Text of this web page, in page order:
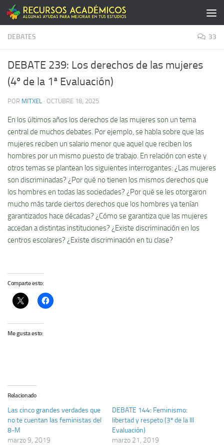
Saltar al contenido
DEBATES 33
DEBATE 239: Los derechos de las mujeres
(4º de la 1ª Evaluación)
POR MITXEL · OCTUBRE 18, 2025
En los últimos años los derechos de las mujeres son un tema
central de muchos debates. Por ejemplo, se habla sobre que las
mujeres reciben un salario menor que aquel que reciben los
hombres por un mismo puesto de trabajo. En relación con este y
otros temas se plantean los siguientes interrogantes: ¿Las mujeres
son discriminadas? ¿Por qué no tienen los mismos derechos que
los hombres en todas las sociedades? ¿Por qué se les otorgaron
mucho más tarde ciertos derechos que los hombres ya tenían
garantizados hace décadas? ¿Cómo se garantiza que las mujeres
accedan a distintas instituciones? ¿Existe discriminación en los
centros escolares? ¿Existe discriminación en tu clase?
Comparte esto:
Me gusta esto:
Relacionado
Las cinco grandes verdades que
no te cuentan las feministas del
8-M
marzo 9, 2019
DEBATE 144: Feminismo:
libertad y respeto (3º de la III
Evaluación)
marzo 21, 2019